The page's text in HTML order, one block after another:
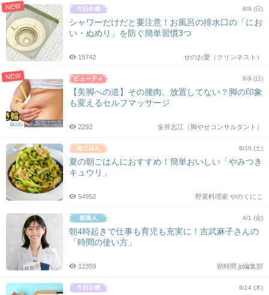
NEW 8/9 (日)
シャワーだけだと要注意！お風呂の排水口の「にお
い・ぬめり」を防ぐ簡単習慣3つ
せのお愛（クリンネスト）
15742
NEW
BLOG
8/9 (日)
【美脚への道】その腰肉、放置してない？脚の印象
も変えるセルフマッサージ
金井志江（脚やせコンサルタント）
2292
8/10 (土)
夏の朝ごはんにおすすめ！簡単おいしい「やみつき
キュウリ」
野菜料理家 やのくにこ
54952
4/1 (金)
朝4時起きで仕事も育児も充実に！吉武麻子さんの
「時間の使い方」
朝時間.jp編集部
12359
9/14 (木)